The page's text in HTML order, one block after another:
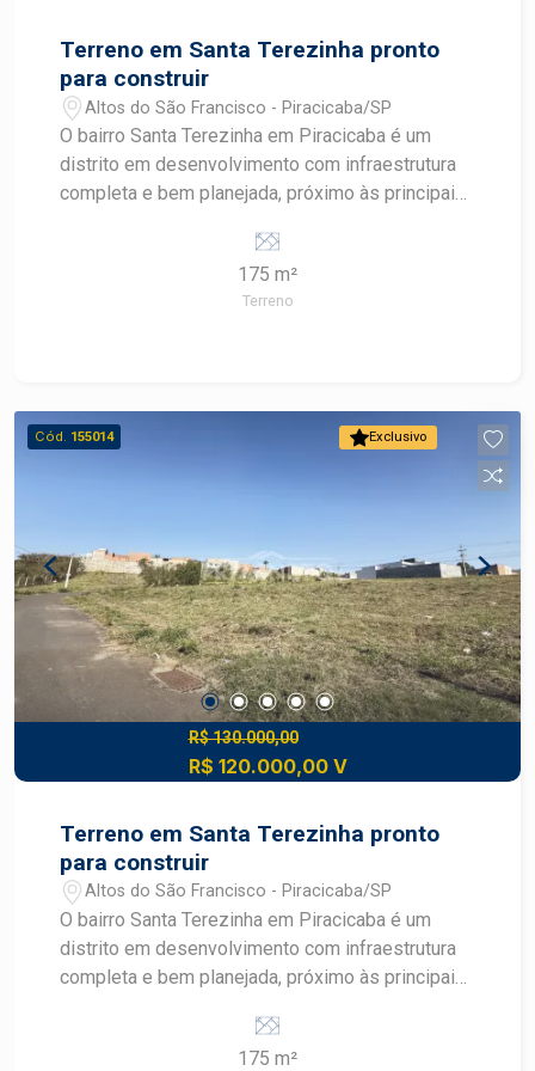
Terreno em Santa Terezinha pronto
para construir
Altos do São Francisco - Piracicaba/SP
O bairro Santa Terezinha em Piracicaba é um
distrito em desenvolvimento com infraestrutura
completa e bem planejada, próximo às principais
rodovias SP308 e SP304. A região conta com
comércio variado, transporte público, escolas,
supermercados e acesso facilitado tanto ao
Diferenciais: Melhor quadra do bairro Vantagens
estratégicas Localização: terreno em bairro
perspectiva de ganho patrimonial Conveniência:
proximidade de escolas, supermercados,
transportes, serviços e lazer comunitário
Construa o imóvel dos seus sonhos com
segurança e excelente potencial de valorização.
Construa seu futuro com quem é agente de
desenvolvimento do mercado imobiliário de
Piracicaba. Agende sua visita.
175 m²
Terreno
Exclusivo
Cód. 155014
R$ 130.000,00
R$ 120.000,00 V
Terreno em Santa Terezinha pronto
para construir
Altos do São Francisco - Piracicaba/SP
O bairro Santa Terezinha em Piracicaba é um
distrito em desenvolvimento com infraestrutura
completa e bem planejada, próximo às principais
rodovias SP308 e SP304. A região conta com
comércio variado, transporte público, escolas,
175 m²